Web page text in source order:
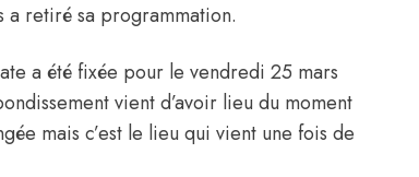
a retiré sa programmation.
a été fixée pour le vendredi 25 mars
vient d’avoir lieu du moment
mais c’est le lieu qui vient une fois de